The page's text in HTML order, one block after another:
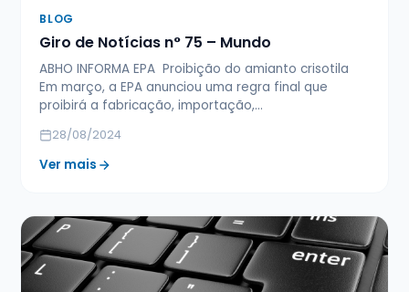
BLOG
Giro de Notícias n° 75 – Mundo
ABHO INFORMA EPA Proibição do amianto crisotila
Em março, a EPA anunciou uma regra final que
proibirá a fabricação, importação,…
28/08/2024
Ver mais